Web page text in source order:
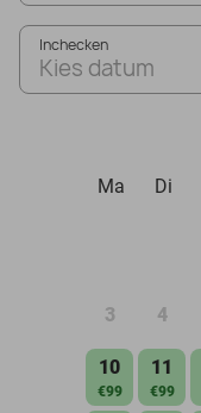
Inchecken
Kies datum
Ma
Di
3 4
10
€99
11
€99